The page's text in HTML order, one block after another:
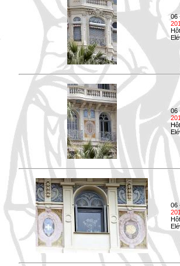
06
06
06